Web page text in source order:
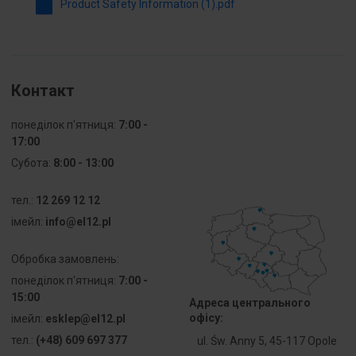
pierścienia
czołowego
strony
czołowej
Stopień
ochrony
części
(NEMA)
Inne
Product Safety Information (1).pdf
Контакт
понеділок п'ятниця: 7:00 -
17:00
Субота: 8:00 - 13:00
тел.: 12 269 12 12
iмейл: info@el12.pl
Обробка замовлень:
понеділок п'ятниця: 7:00 -
15:00
iмейл: esklep@el12.pl
тел.: (+48) 609 697 377
Адреса центрального
офісу:
ul. Św. Anny 5, 45-117 Opole